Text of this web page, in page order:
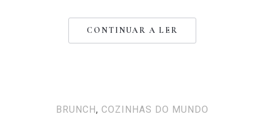
CONTINUAR A LER
BRUNCH, COZINHAS DO MUNDO